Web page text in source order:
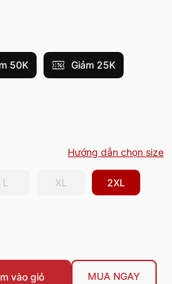
50K Giảm 25K
Hướng dẫn chọn size
L XL 2XL
vào giỏ MUA NGAY